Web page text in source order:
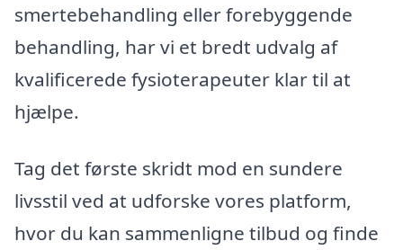
smertebehandling eller forebyggende
behandling, har vi et bredt udvalg af
kvalificerede fysioterapeuter klar til at
hjælpe.
Tag det første skridt mod en sundere
livsstil ved at udforske vores platform,
hvor du kan sammenligne tilbud og finde